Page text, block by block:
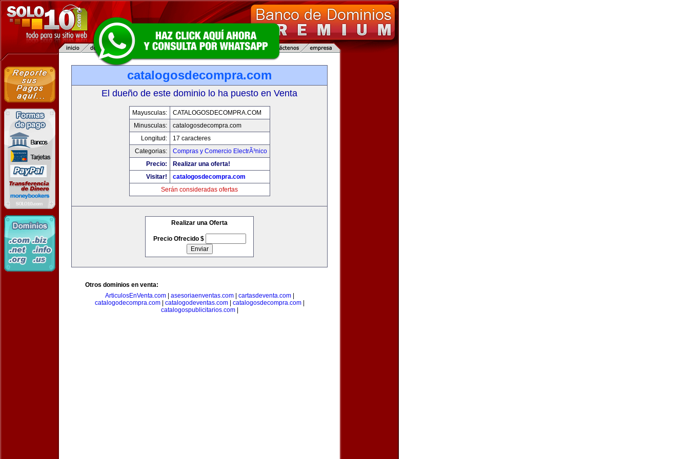
catalogosdecompra.com
El dueño de este dominio lo ha puesto en Venta
Mayusculas:
CATALOGOSDECOMPRA.COM
Minusculas:
catalogosdecompra.com
Longitud:
17 caracteres
Categorias:
Compras y Comercio ElectrÃ³nico
Precio:
Realizar una oferta!
Visitar!
catalogosdecompra.com
Serán consideradas ofertas
Realizar una Oferta
Precio Ofrecido $
Otros dominios en venta:
ArticulosEnVenta.com| asesoriaenventas.com| cartasdeventa.com|
catalogodecompra.com| catalogodeventas.com| catalogosdecompra.com|
catalogospublicitarios.com|